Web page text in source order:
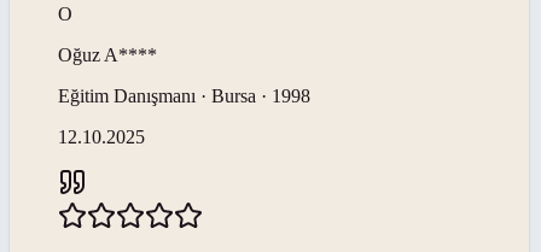
O
Oğuz A****
Eğitim Danışmanı · Bursa · 1998
12.10.2025